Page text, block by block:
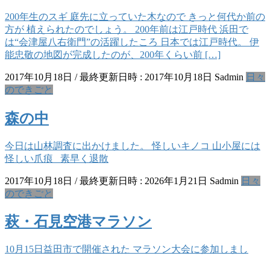
200年生のスギ 庭先に立っていた木なので きっと何代か前の
方が 植えられたのでしょう。 200年前は江戸時代 浜田で
は“会津屋八右衛門”の活躍したころ 日本では江戸時代。 伊
能忠敬の地図が完成したのが、200年くらい前 […]
2017年10月18日 / 最終更新日時 : 2017年10月18日 Sadmin 日々
のできごと
森の中
今日は山林調査に出かけました。 怪しいキノコ 山小屋には
怪しい爪痕 素早く退散
2017年10月18日 / 最終更新日時 : 2026年1月21日 Sadmin 日々
のできごと
萩・石見空港マラソン
10月15日益田市で開催された マラソン大会に参加しまし